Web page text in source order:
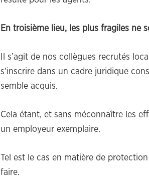
En troisième lieu, les plus fragiles ne
Il s’agit de nos collègues recrutés
s’inscrire dans un cadre juridique
semble acquis.
Cela étant, et sans méconnaître les
un employeur exemplaire.
Tel est le cas en matière de
faire.